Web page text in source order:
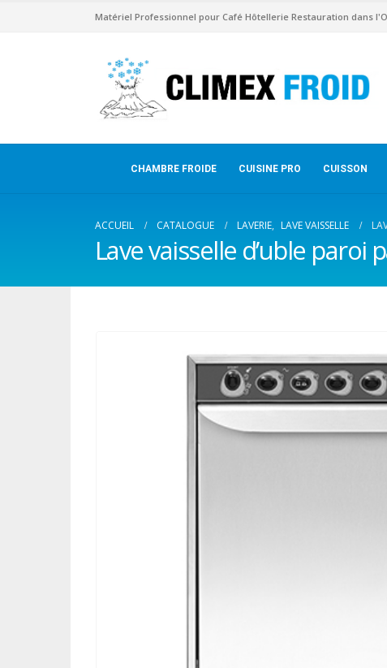
Matériel Professionnel pour Café Hôtellerie Restauration dans
CHAMBRE FROIDE CUISINE PRO CUISSON
ACCUEIL CATALOGUE LAVERIE, LAVE VAISSELLE
Lave vaisselle d’uble